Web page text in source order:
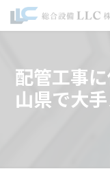
配管工事
山県で大